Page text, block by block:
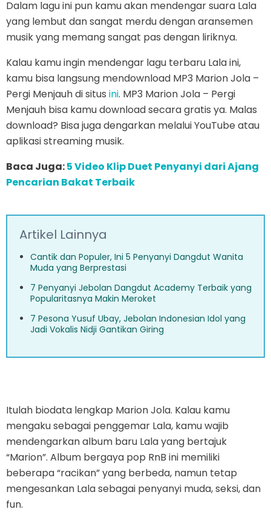
Dalam lagu ini pun kamu akan mendengar suara Lala
yang lembut dan sangat merdu dengan aransemen
musik yang memang sangat pas dengan liriknya.
Kalau kamu ingin mendengar lagu terbaru Lala ini,
kamu bisa langsung mendownload MP3 Marion Jola –
Pergi Menjauh di situs ini. MP3 Marion Jola – Pergi
Menjauh bisa kamu download secara gratis ya. Malas
download? Bisa juga dengarkan melalui YouTube atau
aplikasi streaming musik.
Baca Juga:5 Video Klip Duet Penyanyi dari Ajang
Pencarian Bakat Terbaik
Artikel Lainnya
Cantik dan Populer, Ini 5 Penyanyi Dangdut Wanita
Muda yang Berprestasi
7 Penyanyi Jebolan Dangdut Academy Terbaik yang
Popularitasnya Makin Meroket
7 Pesona Yusuf Ubay, Jebolan Indonesian Idol yang
Jadi Vokalis Nidji Gantikan Giring
Itulah biodata lengkap Marion Jola. Kalau kamu
mengaku sebagai penggemar Lala, kamu wajib
mendengarkan album baru Lala yang bertajuk
“Marion”. Album bergaya pop RnB ini memiliki
beberapa “racikan” yang berbeda, namun tetap
mengesankan Lala sebagai penyanyi muda, seksi, dan
fun.